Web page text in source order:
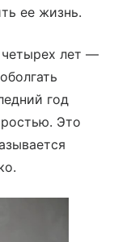
ее жизнь.
лет —
год
Это